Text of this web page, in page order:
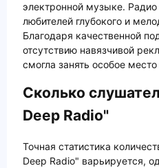
электронной музыке.
любителей глубокого и
Благодаря качественной
отсутствию навязчивой
смогла занять особое
Сколько
Deep Radio"
Точная статистика
Deep Radio" варьируется,